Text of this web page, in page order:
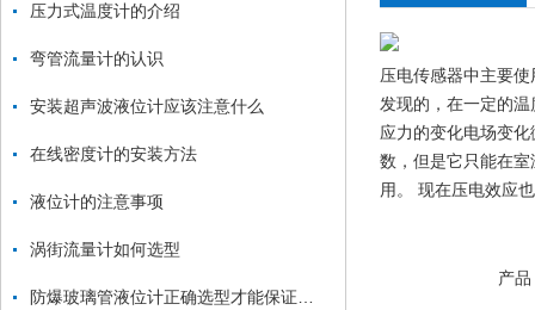
压力式温度计的介绍
弯管流量计的认识
安装超声波液位计应该注意什么
在线密度计的安装方法
液位计的注意事项
涡街流量计如何选型
压电传感器中主要
发现的，在一定的
应力的变化电场变
数，但是它只能在
用。 现在压电效应
产品